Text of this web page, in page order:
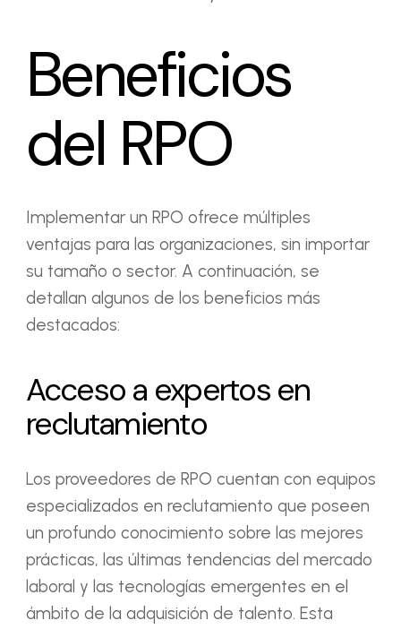
Beneficios
del RPO
Implementar un RPO ofrece múltiples
ventajas para las organizaciones, sin importar
su tamaño o sector. A continuación, se
detallan algunos de los beneficios más
destacados:
Acceso a expertos en
reclutamiento
Los proveedores de RPO cuentan con equipos
especializados en reclutamiento que poseen
un profundo conocimiento sobre las mejores
prácticas, las últimas tendencias del mercado
laboral y las tecnologías emergentes en el
ámbito de la adquisición de talento. Esta